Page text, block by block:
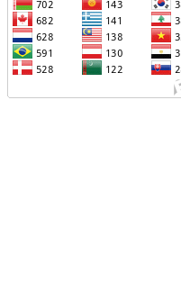
ՌՈՒՍ-ՀԱՅԿԱԿԱՆ
ԱԴՐԲԵՋԱՆԻ